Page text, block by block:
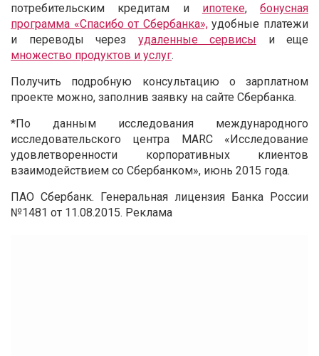
потребительским кредитам и ипотеке, бонусная
программа «Спасибо от Сбербанка»,удобные платежи
и переводы через удаленные сервисы и еще
множество продуктов и услуг.
Получить подробную консультацию о зарплатном
проекте можно, заполнив заявку на сайте Сбербанка.
*По данным исследования международного
исследовательского центра MARC «Исследование
удовлетворенности корпоративных клиентов
взаимодействием со Сбербанком», июнь 2015 года.
ПАО Сбербанк. Генеральная лицензия Банка России
№1481 от 11.08.2015. Реклама